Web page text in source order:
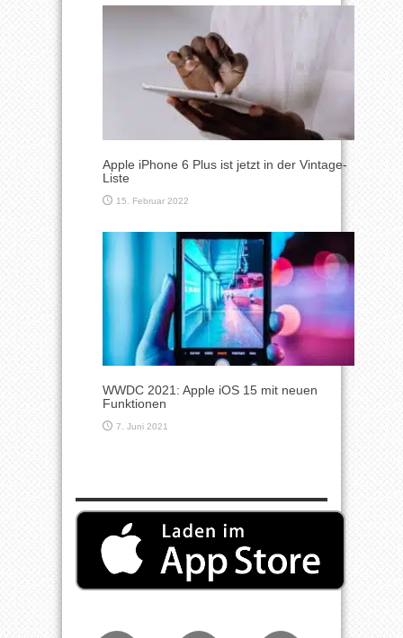
Apple iPhone 6 Plus ist jetzt in der Vintage-
Liste
15. Februar 2022
WWDC 2021: Apple iOS 15 mit neuen
Funktionen
7. Juni 2021